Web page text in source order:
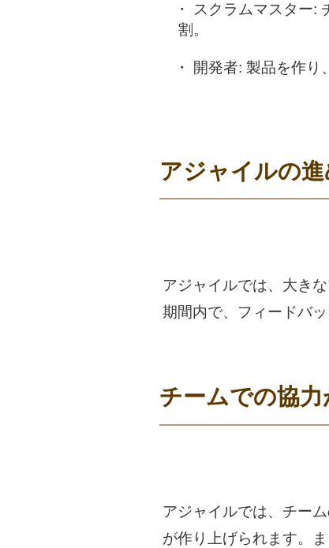
スクラムマスター:
割。
開発者: 製品を作り
アジャイルの
アジャイルでは、大き
期間内で、フィードバ
チームでの協力
アジャイルでは、チー
が作り上げられます。